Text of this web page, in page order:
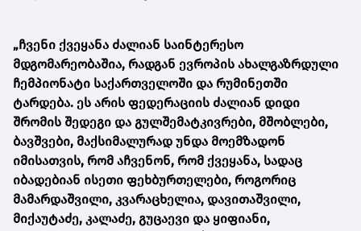
„ჩვენი ქვეყანა ძალიან საინტერესო
მდგომარეობაშია, რადგან ევროპის ახალგაზრდული
ჩემპიონატი საქართველოში და რუმინეთში
ტარდება. ეს არის ფედერაციის ძალიან დიდი
შრომის შედეგი და გულშემატკივრები, მშობლები,
ბავშვები, მაქსიმალურად უნდა მოემზადონ
იმისათვის, რომ აჩვენონ, რომ ქვეყანა, სადაც
იბადებიან ისეთი ფეხბურთელები, როგორიც
მამარდაშვილი, კვარაცხელია, დავითაშვილი,
მიქაუტაძე, კალაძე, გუცაევი და ყიფიანი,